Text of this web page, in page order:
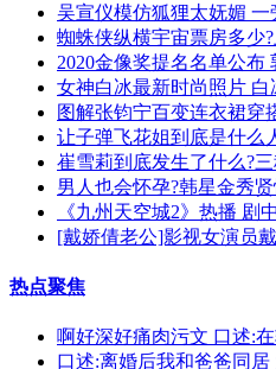
吴宣仪模仿狐狸太妩媚
蜘蛛侠纵横宇宙票房多少
2020金像奖提名名单公布
女神白冰最新时尚照片
图解张钧宁百变连衣裙穿
让子弹飞花姐到底是什么
崔雪莉到底发生了什么?
男人也会怀孕?韩星金秀
《九州天空城2》热播 剧
[戴娇倩老公]影视女演员
热点聚焦
啊好深好痛肉污文 口述:
口述:离婚后我和爸爸同